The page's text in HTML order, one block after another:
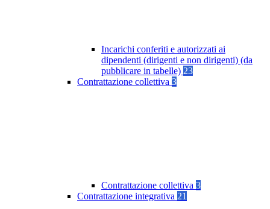
Incarichi conferiti e autorizzati ai
dipendenti (dirigenti e non dirigenti) (da
pubblicare in tabelle) 23
Contrattazione collettiva 3
Contrattazione collettiva 3
Contrattazione integrativa 21